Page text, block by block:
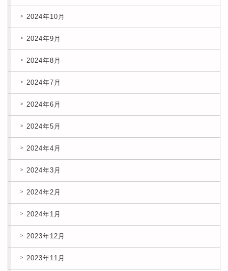
2024年10月
2024年9月
2024年8月
2024年7月
2024年6月
2024年5月
2024年4月
2024年3月
2024年2月
2024年1月
2023年12月
2023年11月